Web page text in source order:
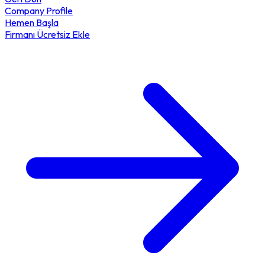
Company Profile
Hemen Başla
Firmanı Ücretsiz Ekle